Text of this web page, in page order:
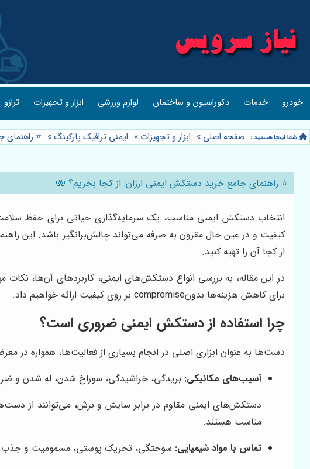
خودرو خدمات دکوراسیون و ساختمان لوازم ورزشی ابزار و تجهیزات ترازو
صفحه اصلی » ابزار و تجهیزات » ایمنی ترافیک پارکینگ»
⭐️
⭐️ راهنمای جامع خرید دستکش ایمنی ارزان: از کجا بخریم؟ 🧤
انتخاب دستکش ایمنی مناسب، یک سرمایه‌گذاری حیاتی برای حفظ
کیفیت و در عین حال مقرون به صرفه می‌تواند چالش‌برانگیز باشد. این
از کجا آن را تهیه کنید.
در این مقاله، به بررسی انواع دستکش‌های ایمنی، کاربردهای آن‌ها،
برای کاهش هزینه‌ها بدونcompromise بر روی کیفیت ارائه خواهیم داد.
چرا استفاده از دستکش ایمنی ضروری است؟
دست‌ها به عنوان ابزاری اصلی در انجام بسیاری از فعالیت‌ها، همواره در
آسیب‌های مکانیکی: بریدگی، خراشیدگی، سوراخ شدن، له شدن و
دستکش‌های ایمنی مقاوم در برابر سایش و برش، می‌توانند از
مناسب هستند.
تماس با مواد شیمیایی: سوختگی، تحریک پوستی، مسمومیت و جذب